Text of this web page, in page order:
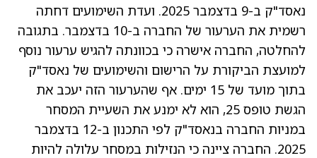
נאסד"ק ב-9 בדצמבר 2025. ועדת השימועים דחתה
רשמית את הערעור של החברה ב-10 בדצמבר. בתגובה
להחלטה, החברה אישרה כי בכוונתה להגיש ערעור נוסף
למועצת הביקורת על הרישום והשימועים של נאסד"ק
בתוך מועד של 15 ימים. אף שהערעור הזה יעכב את
הגשת טופס 25, הוא לא ימנע את השעיית המסחר
במניות החברה בנאסד"ק לפי התכנון ב-12 בדצמבר
2025. החברה ציינה כי הנזילות במסחר עלולה להיות